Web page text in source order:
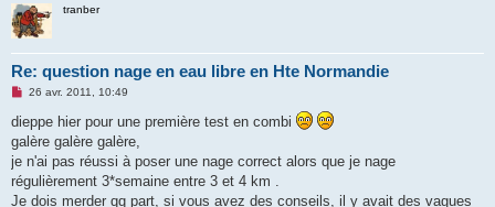
n
l
u
tranber
Re: question nage en eau libre en Hte Normandie
M
s
s
a
g
e
n
o
26 avr. 2011, 10:49
dieppe hier pour une première test en combi
galère galère galère,
je n'ai pas réussi à poser une nage correct alors que je nage
régulièrement 3*semaine entre 3 et 4 km .
Je dois merder qq part, si vous avez des conseils, il y avait des vagues